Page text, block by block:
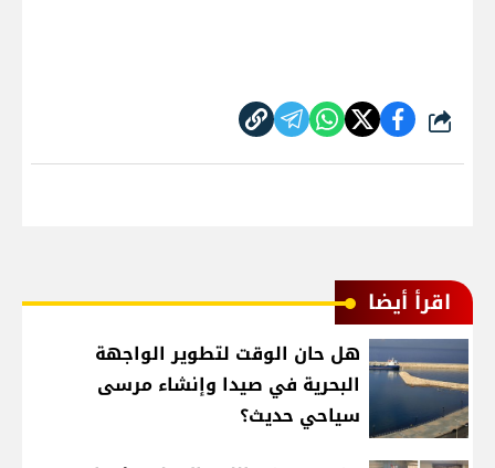
شارك
اقرأ أيضا
هل حان الوقت لتطوير الواجهة
البحرية في صيدا وإنشاء مرسى
سياحي حديث؟